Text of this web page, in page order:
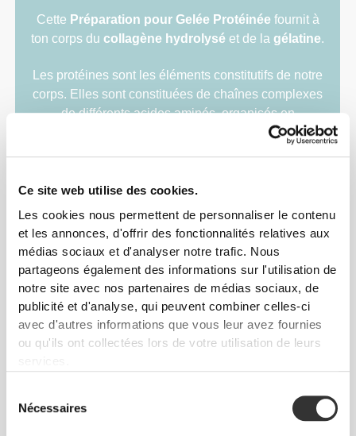
Ce site web utilise des cookies.
Les cookies nous permettent de personnaliser le contenu
et les annonces, d'offrir des fonctionnalités relatives aux
médias sociaux et d'analyser notre trafic. Nous
partageons également des informations sur l'utilisation de
notre site avec nos partenaires de médias sociaux, de
publicité et d'analyse, qui peuvent combiner celles-ci
avec d'autres informations que vous leur avez fournies
ou qu'ils ont collectées lors de votre utilisation de leurs
Nécessaires
Cette Préparation pour Gelée Protéinéefournit à
ton corps ducollagène hydrolyséet de lagélatine.
Les protéines sont les éléments constitutifs de notre
corps. Elles sont constituées de chaînes complexes
de différents acides aminés, organisés en
molécules diversifiées. En plus de faire partie
corporels. Elles sont sans aucun doute des
substances fondamentales.
En plus de ce qui précède, n'oublie pas que les
protéines contribuent également :